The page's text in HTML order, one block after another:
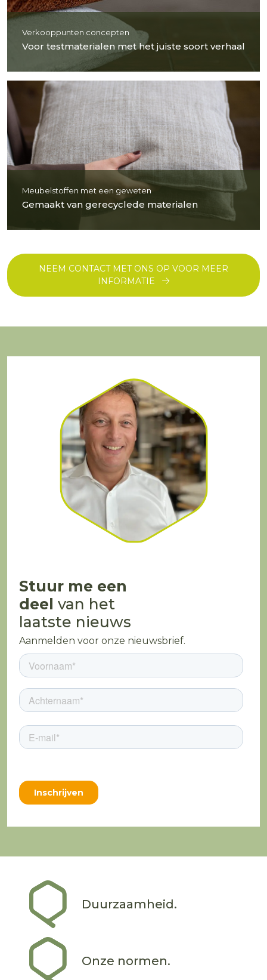
Verkooppunten concepten
Voor testmaterialen met het juiste soort verhaal
Meubelstoffen met een geweten
Gemaakt van gerecyclede materialen
NEEM CONTACT MET ONS OP VOOR MEER
INFORMATIE
Stuur me een
deel van het
laatste nieuws
Aanmelden voor onze nieuwsbrief.
Duurzaamheid.
Onze normen.